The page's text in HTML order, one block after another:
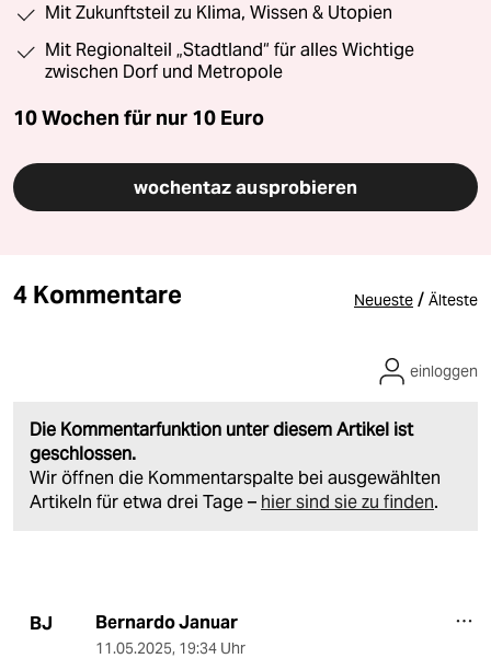
Mit Zukunftsteil zu Klima, Wissen & Utopien
Mit Regionalteil „Stadtland“ für alles Wichtige
zwischen Dorf und Metropole
10 Wochen für nur 10 Euro
wochentaz ausprobieren
4 Kommentare Neueste / Älteste
Die Kommentarfunktion unter diesem Artikel ist
geschlossen.
Wir öffnen die Kommentarspalte bei ausgewählten
Artikeln für etwa drei Tage – hier sind sie zu finden.
einloggen
BJ Bernardo Januar
11.05.2025, 19:34 Uhr